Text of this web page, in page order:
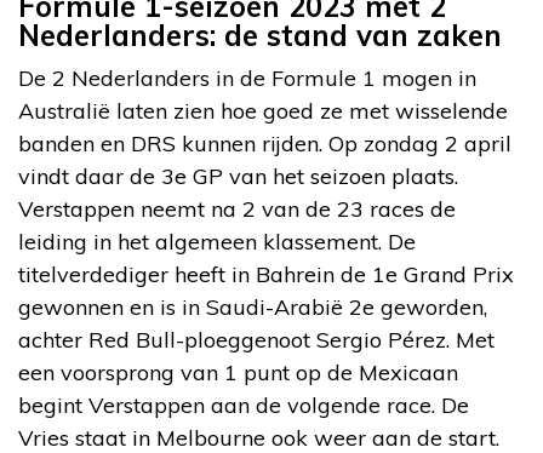
Nederlanders: de stand van zaken
De 2 Nederlanders in de Formule 1 mogen in
Australië laten zien hoe goed ze met wisselende
banden en DRS kunnen rijden. Op zondag 2 april
vindt daar de 3e GP van het seizoen plaats.
Verstappen neemt na 2 van de 23 races de
leiding in het algemeen klassement. De
titelverdediger heeft in Bahrein de 1e Grand Prix
gewonnen en is in Saudi-Arabië 2e geworden,
achter Red Bull-ploeggenoot Sergio Pérez. Met
een voorsprong van 1 punt op de Mexicaan
begint Verstappen aan de volgende race. De
Vries staat in Melbourne ook weer aan de start.